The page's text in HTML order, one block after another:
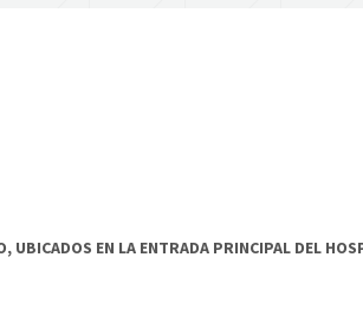
EN LA ENTRADA PRINCIPAL DEL